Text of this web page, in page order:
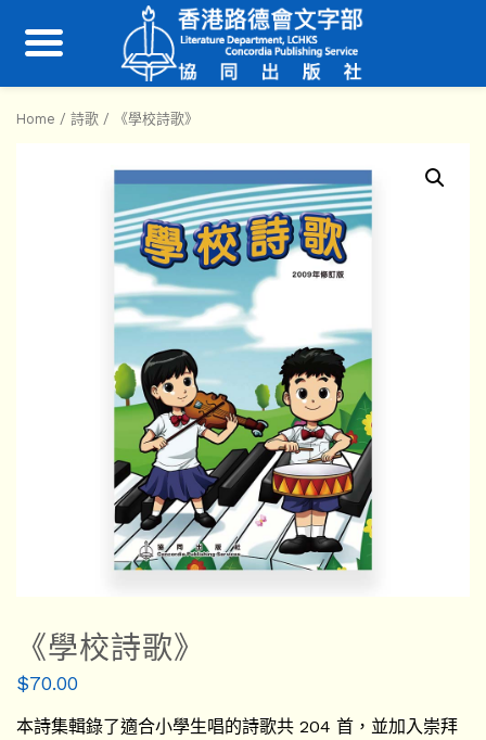
Home / 詩歌 / 《學校詩歌》
《學校詩歌》
$70.00
本詩集輯錄了適合小學生唱的詩歌共 204 首，並加入崇拜